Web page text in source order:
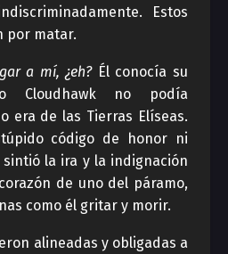
Estos
por matar.
a mí, ¿eh?Él conocía su
Cloudhawk no podía
era de las Tierras Elíseas.
código de honor ni
la ira y la indignación
de uno del páramo,
como él gritar y morir.
alineadas y obligadas a